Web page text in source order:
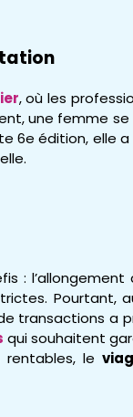
, où les
une femme
6e édition, elle
:
Pourtant,
transactions a
qui souhaitent
le